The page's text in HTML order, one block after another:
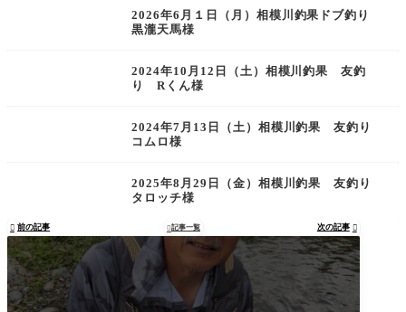
2026年6月１日（月）相模川釣果ドブ釣り
黒瀧天馬様
2024年10月12日（土）相模川釣果 友釣
り Rくん様
2024年7月13日（土）相模川釣果 友釣り
コムロ様
2025年8月29日（金）相模川釣果 友釣り
タロッチ様
 前の記事 記事一覧 次の記事 